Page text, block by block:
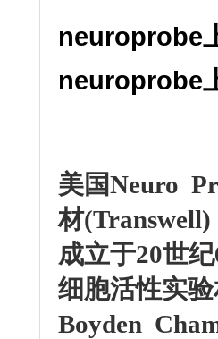
neuroprobe
neuroprobe
美国Neuro
材
成立于20世
细胞活性实
Boyden